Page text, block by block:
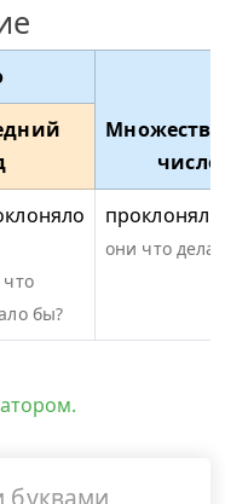
число
бы?
они что